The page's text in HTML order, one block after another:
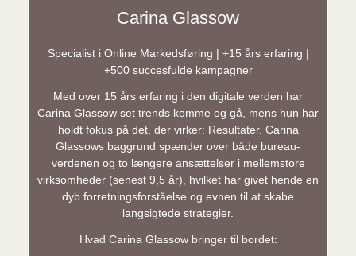
Carina Glassow
Specialist i Online Markedsføring | +15 års erfaring |
+500 succesfulde kampagner
Med over 15 års erfaring i den digitale verden har
Carina Glassow set trends komme og gå, mens hun har
holdt fokus på det, der virker: Resultater. Carina
Glassows baggrund spænder over både bureau-
verdenen og to længere ansættelser i mellemstore
virksomheder (senest 9,5 år), hvilket har givet hende en
dyb forretningsforståelse og evnen til at skabe
langsigtede strategier.
Hvad Carina Glassow bringer til bordet: